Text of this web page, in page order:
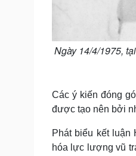
Ngày 14/4/1975,
Các ý kiến đóng
được tạo nên bởi
Phát biểu kết luận
hóa lực lượng vũ